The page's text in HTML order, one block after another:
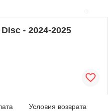
- 2024-2025
Условия возврата